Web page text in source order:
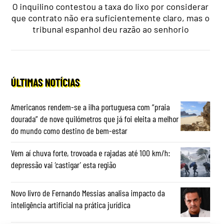
O inquilino contestou a taxa do lixo por considerar
que contrato não era suficientemente claro, mas o
tribunal espanhol deu razão ao senhorio
ÚLTIMAS NOTÍCIAS
Americanos rendem-se a ilha portuguesa com “praia
dourada” de nove quilómetros que já foi eleita a melhor
do mundo como destino de bem-estar
Vem aí chuva forte, trovoada e rajadas até 100 km/h:
depressão vai ‘castigar’ esta região
Novo livro de Fernando Messias analisa impacto da
inteligência artificial na prática jurídica